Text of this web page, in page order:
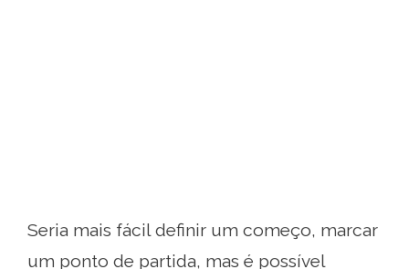
Seria mais fácil definir um começo, marcar
um ponto de partida, mas é possível